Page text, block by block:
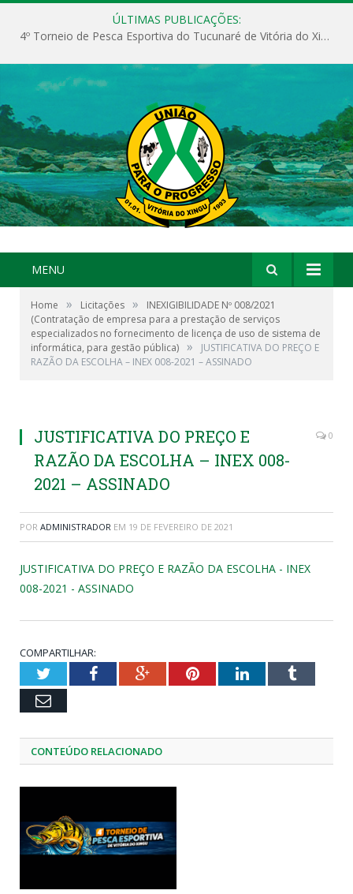
ÚLTIMAS PUBLICAÇÕES:
4º Torneio de Pesca Esportiva do Tucunaré de Vitória do Xingu
MENU
Home » Licitações »
INEXIGIBILIDADE Nº 008/2021
(Contratação de empresa para a prestação de serviços
especializados no fornecimento de licença de uso de sistema de
informática, para gestão pública) »
JUSTIFICATIVA DO PREÇO E
RAZÃO DA ESCOLHA – INEX 008-2021 – ASSINADO
JUSTIFICATIVA DO PREÇO E
RAZÃO DA ESCOLHA – INEX 008-
2021 – ASSINADO
0
POR ADMINISTRADOR EM 19 DE FEVEREIRO DE 2021
JUSTIFICATIVA DO PREÇO E RAZÃO DA ESCOLHA - INEX
008-2021 - ASSINADO
COMPARTILHAR:
TwitterFacebookGoogle+PinterestLinkedInTumblr
Email
CONTEÚDO RELACIONADO